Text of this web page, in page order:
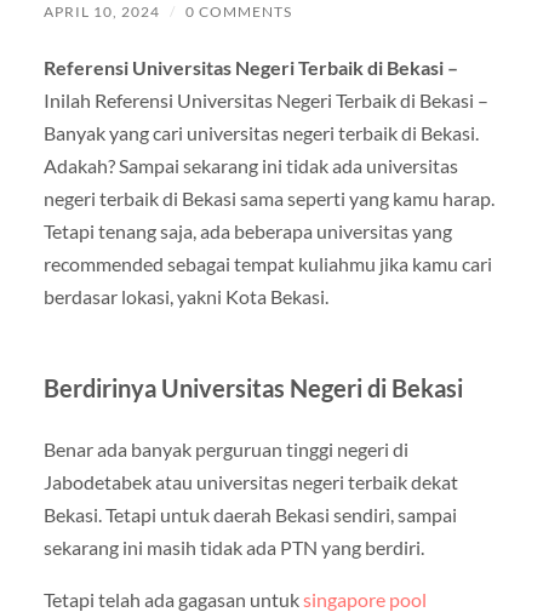
APRIL 10, 2024 / 0 COMMENTS
Referensi Universitas Negeri Terbaik di Bekasi –
Inilah Referensi Universitas Negeri Terbaik di Bekasi –
Banyak yang cari universitas negeri terbaik di Bekasi.
Adakah? Sampai sekarang ini tidak ada universitas
negeri terbaik di Bekasi sama seperti yang kamu harap.
Tetapi tenang saja, ada beberapa universitas yang
recommended sebagai tempat kuliahmu jika kamu cari
berdasar lokasi, yakni Kota Bekasi.
Berdirinya Universitas Negeri di Bekasi
Benar ada banyak perguruan tinggi negeri di
Jabodetabek atau universitas negeri terbaik dekat
Bekasi. Tetapi untuk daerah Bekasi sendiri, sampai
sekarang ini masih tidak ada PTN yang berdiri.
Tetapi telah ada gagasan untuksingapore pool